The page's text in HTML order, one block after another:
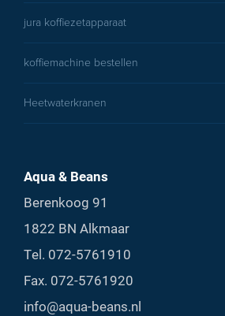
jura koffiezetapparaat
koffiemachine bestellen
Heetwaterkranen
Aqua & Beans
Berenkoog 91
1822 BN Alkmaar
Tel. 072-5761910
Fax. 072-5761920
info@aqua-beans.nl